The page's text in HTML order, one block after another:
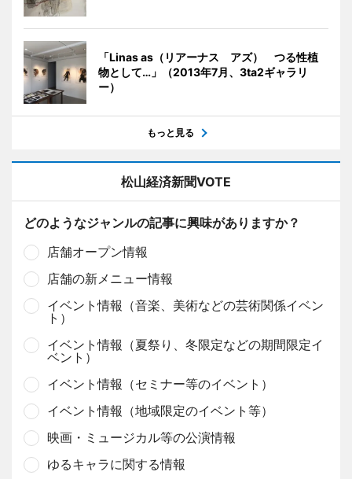
「Linas as（リアーナス アズ） つる性植
物として…」（2013年7月、3ta2ギャラリ
ー）
もっと見る
松山経済新聞VOTE
どのようなジャンルの記事に興味がありますか？
店舗オープン情報
店舗の新メニュー情報
イベント情報（音楽、美術などの芸術関係イベン
ト）
イベント情報（夏祭り、冬限定などの期間限定イ
ベント）
イベント情報（セミナー等のイベント）
イベント情報（地域限定のイベント等）
映画・ミュージカル等の公演情報
ゆるキャラに関する情報